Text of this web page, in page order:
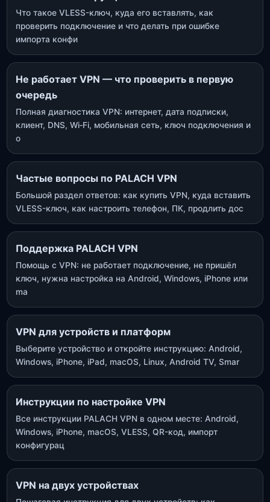
Что такое VLESS-ключ, куда его вставлять, как
проверить подключение и что делать при ошибке
импорта конфи
Не работает VPN — что проверить в первую
очередь
Полная диагностика VPN: интернет, дата подписки,
клиент, DNS, Wi‑Fi, мобильная сеть, ключ подключения и
о
Частые вопросы по PALACH VPN
Большой раздел ответов: как купить VPN, куда вставить
VLESS-ключ, как настроить телефон, ПК, продлить дос
Поддержка PALACH VPN
Помощь с VPN: не работает подключение, не пришёл
ключ, нужна настройка на Android, Windows, iPhone или
ma
VPN для устройств и платформ
Выберите устройство и откройте инструкцию: Android,
Windows, iPhone, iPad, macOS, Linux, Android TV, Smar
Инструкции по настройке VPN
Все инструкции PALACH VPN в одном месте: Android,
Windows, iPhone, macOS, VLESS, QR-код, импорт
конфигурац
VPN на двух устройствах